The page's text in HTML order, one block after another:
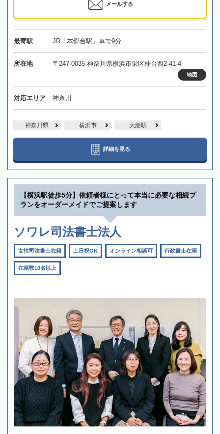
メールする
最寄駅 JR「本郷台駅」車で9分
所在地 〒247-0035 神奈川県横浜市栄区桂台西2-41-4
地図
対応エリア 神奈川
神奈川県 横浜市 大船駅
詳細を見る
【横浜駅徒歩5分】依頼者様にとって本当に必要な相続プ
ランをオーダーメイドでご提案します
ソワレ司法書士法人
女性司法書士在籍 土日祝OK オンライン相談可 行政書士在籍
在籍数10名以上